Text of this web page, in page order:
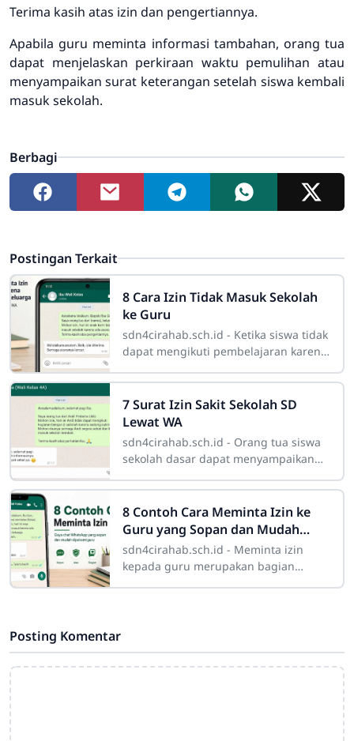
Terima kasih atas izin dan pengertiannya.
Apabila guru meminta informasi tambahan, orang tua
dapat menjelaskan perkiraan waktu pemulihan atau
menyampaikan surat keterangan setelah siswa kembali
masuk sekolah.
Berbagi
Postingan Terkait
8 Cara Izin Tidak Masuk Sekolah
ke Guru
sdn4cirahab.sch.id - Ketika siswa tidak
dapat mengikuti pembelajaran karena
pemeriksaan kesehatan, atau keadaan
mendesak
7 Surat Izin Sakit Sekolah SD
Lewat WA
sdn4cirahab.sch.id - Orang tua siswa
sekolah dasar dapat menyampaikan
kepada wali kelas ketika anak tidak
mampu
8 Contoh Cara Meminta Izin ke
Guru yang Sopan dan Mudah
Dipahami
sdn4cirahab.sch.id - Meminta izin
kepada guru merupakan bagian
Posting Komentar